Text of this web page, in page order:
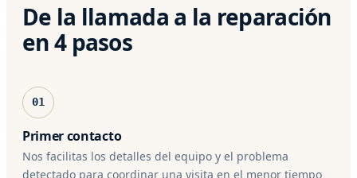
De la llamada a la reparación
en 4 pasos
01
Primer contacto
Nos facilitas los detalles del equipo y el problema
detectado para coordinar una visita en el menor tiempo